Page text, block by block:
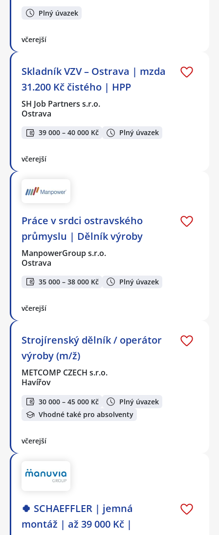
Plný úvazek
včerejší
Skladník VZV – Ostrava | mzda
31.200 Kč čistého | HPP
SH Job Partners s.r.o.
Ostrava
39 000 – 40 000 Kč Plný úvazek
včerejší
Práce v srdci ostravského
průmyslu | Dělník výroby
ManpowerGroup s.r.o.
Ostrava
35 000 – 38 000 Kč Plný úvazek
včerejší
Strojírenský dělník / operátor
výroby (m/ž)
METCOMP CZECH s.r.o.
Havířov
30 000 – 45 000 Kč
Plný úvazek
Vhodné také pro absolventy
včerejší
🍀 SCHAEFFLER | jemná
montáž | až 39 000 Kč |